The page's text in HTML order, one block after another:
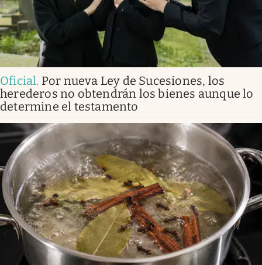
Oficial. Por nueva Ley de Sucesiones, los
herederos no obtendrán los bienes aunque lo
determine el testamento